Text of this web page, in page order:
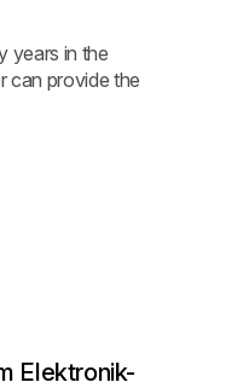
years in the
can provide the
Elektronik-